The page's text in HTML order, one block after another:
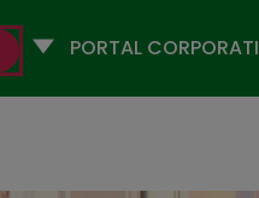
Selecciona